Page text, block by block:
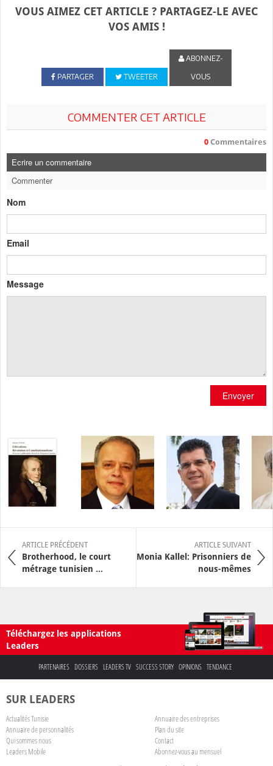
VOUS AIMEZ CET ARTICLE ? PARTAGEZ-LE AVEC
VOS AMIS !
PARTAGER TWEETER
ABONNEZ-
VOUS
COMMENTER CET ARTICLE
0 Commentaires
Ecrire un commentaire
Commenter
Nom
Email
Message
Envoyer
ARTICLE PRÉCÉDENT
Brotherhood, le court
métrage tunisien ...
ARTICLE SUIVANT
Monia Kallel: Prisonniers de
nous-mêmes
Téléchargez les applications
Leaders
PARTENAIRES DOSSIERS LEADERS TV SUCCESS STORY OPINIONS TENDANCE
SUR LEADERS
Actualités Tunisie
Annuaire des entreprises
Annuaire de personnalités
Plan du site
Qui sommes nous
Contact
Leaders Mobile
Abonnez-vous au mensuel